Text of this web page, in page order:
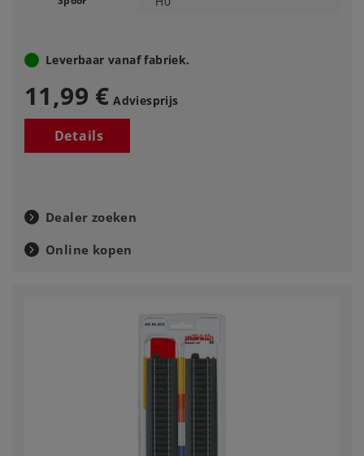
Leverbaar vanaf fabriek.
11,99 € Adviesprijs
Details
Dealer zoeken
Online kopen